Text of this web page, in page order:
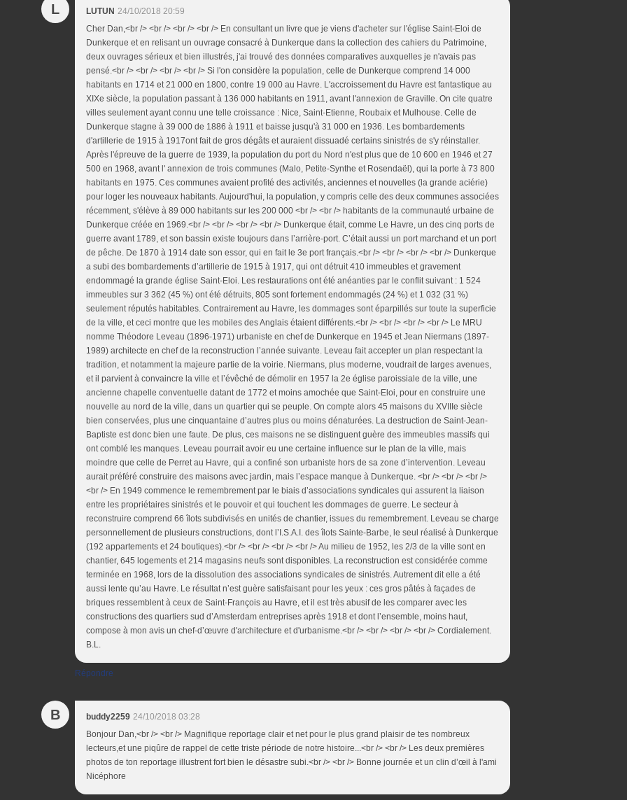
L LUTUN 24/10/2018 20:59
Cher Dan,<br /> <br /> <br /> <br /> En consultant un livre que je viens d'acheter sur l'église Saint-Eloi de
Dunkerque et en relisant un ouvrage consacré à Dunkerque dans la collection des cahiers du Patrimoine,
deux ouvrages sérieux et bien illustrés, j'ai trouvé des données comparatives auxquelles je n'avais pas
pensé.<br /> <br /> <br /> <br /> Si l'on considère la population, celle de Dunkerque comprend 14 000
habitants en 1714 et 21 000 en 1800, contre 19 000 au Havre. L'accroissement du Havre est fantastique au
XIXe siècle, la population passant à 136 000 habitants en 1911, avant l'annexion de Graville. On cite quatre
villes seulement ayant connu une telle croissance : Nice, Saint-Etienne, Roubaix et Mulhouse. Celle de
Dunkerque stagne à 39 000 de 1886 à 1911 et baisse jusqu'à 31 000 en 1936. Les bombardements
d'artillerie de 1915 à 1917ont fait de gros dégâts et auraient dissuadé certains sinistrés de s'y réinstaller.
Après l'épreuve de la guerre de 1939, la population du port du Nord n'est plus que de 10 600 en 1946 et 27
500 en 1968, avant l' annexion de trois communes (Malo, Petite-Synthe et Rosendaël), qui la porte à 73 800
habitants en 1975. Ces communes avaient profité des activités, anciennes et nouvelles (la grande aciérie)
pour loger les nouveaux habitants. Aujourd'hui, la population, y compris celle des deux communes associées
récemment, s'élève à 89 000 habitants sur les 200 000 <br /> <br /> habitants de la communauté urbaine de
Dunkerque créée en 1969.<br /> <br /> <br /> <br /> Dunkerque était, comme Le Havre, un des cinq ports de
guerre avant 1789, et son bassin existe toujours dans l’arrière-port. C’était aussi un port marchand et un port
de pêche. De 1870 à 1914 date son essor, qui en fait le 3e port français.<br /> <br /> <br /> <br /> Dunkerque
a subi des bombardements d’artillerie de 1915 à 1917, qui ont détruit 410 immeubles et gravement
endommagé la grande église Saint-Eloi. Les restaurations ont été anéanties par le conflit suivant : 1 524
immeubles sur 3 362 (45 %) ont été détruits, 805 sont fortement endommagés (24 %) et 1 032 (31 %)
seulement réputés habitables. Contrairement au Havre, les dommages sont éparpillés sur toute la superficie
de la ville, et ceci montre que les mobiles des Anglais étaient différents.<br /> <br /> <br /> <br /> Le MRU
nomme Théodore Leveau (1896-1971) urbaniste en chef de Dunkerque en 1945 et Jean Niermans (1897-
1989) architecte en chef de la reconstruction l’année suivante. Leveau fait accepter un plan respectant la
tradition, et notamment la majeure partie de la voirie. Niermans, plus moderne, voudrait de larges avenues,
et il parvient à convaincre la ville et l’évêché de démolir en 1957 la 2e église paroissiale de la ville, une
ancienne chapelle conventuelle datant de 1772 et moins amochée que Saint-Eloi, pour en construire une
nouvelle au nord de la ville, dans un quartier qui se peuple. On compte alors 45 maisons du XVIIIe siècle
bien conservées, plus une cinquantaine d’autres plus ou moins dénaturées. La destruction de Saint-Jean-
Baptiste est donc bien une faute. De plus, ces maisons ne se distinguent guère des immeubles massifs qui
ont comblé les manques. Leveau pourrait avoir eu une certaine influence sur le plan de la ville, mais
moindre que celle de Perret au Havre, qui a confiné son urbaniste hors de sa zone d’intervention. Leveau
aurait préféré construire des maisons avec jardin, mais l’espace manque à Dunkerque. <br /> <br /> <br />
<br /> En 1949 commence le remembrement par le biais d’associations syndicales qui assurent la liaison
entre les propriétaires sinistrés et le pouvoir et qui touchent les dommages de guerre. Le secteur à
reconstruire comprend 66 îlots subdivisés en unités de chantier, issues du remembrement. Leveau se charge
personnellement de plusieurs constructions, dont l’I.S.A.I. des îlots Sainte-Barbe, le seul réalisé à Dunkerque
(192 appartements et 24 boutiques).<br /> <br /> <br /> <br /> Au milieu de 1952, les 2/3 de la ville sont en
chantier, 645 logements et 214 magasins neufs sont disponibles. La reconstruction est considérée comme
terminée en 1968, lors de la dissolution des associations syndicales de sinistrés. Autrement dit elle a été
aussi lente qu’au Havre. Le résultat n’est guère satisfaisant pour les yeux : ces gros pâtés à façades de
briques ressemblent à ceux de Saint-François au Havre, et il est très abusif de les comparer avec les
constructions des quartiers sud d’Amsterdam entreprises après 1918 et dont l’ensemble, moins haut,
compose à mon avis un chef-d’œuvre d'architecture et d'urbanisme.<br /> <br /> <br /> <br /> Cordialement.
B.L.
Répondre
B buddy2259 24/10/2018 03:28
Bonjour Dan,<br /> <br /> Magnifique reportage clair et net pour le plus grand plaisir de tes nombreux
lecteurs,et une piqûre de rappel de cette triste période de notre histoire...<br /> <br /> Les deux premières
photos de ton reportage illustrent fort bien le désastre subi.<br /> <br /> Bonne journée et un clin d’œil à l'ami
Nicéphore